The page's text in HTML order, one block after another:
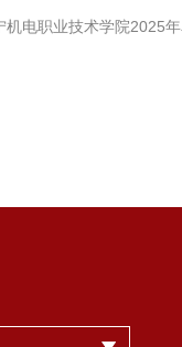
机电职业技术学院2025